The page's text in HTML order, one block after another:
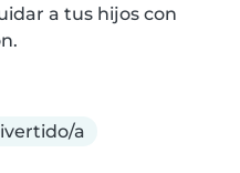
a tus hijos con
a